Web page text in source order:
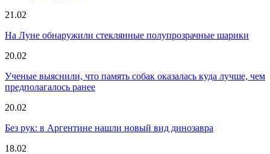
21.02
На Луне обнаружили стеклянные полупрозрачные шарики
20.02
Ученые выяснили, что память собак оказалась куда лучше, чем
предполагалось ранее
20.02
Без рук: в Аргентине нашли новый вид динозавра
18.02